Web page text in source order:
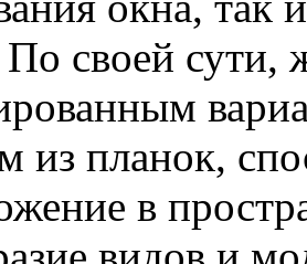
своей сути,
из планок,
в